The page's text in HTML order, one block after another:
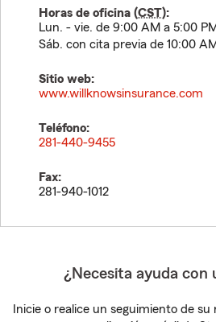
Horas de oficina (CST):
Lun. - vie. de 9:00 AM a 5:00 PM
Sáb. con cita previa de 10:00
Sitio web:
www.willknowsinsurance.com
Teléfono:
281-440-9455
Fax:
281-940-1012
¿Necesita ayuda con
Inicie o realice un seguimiento de